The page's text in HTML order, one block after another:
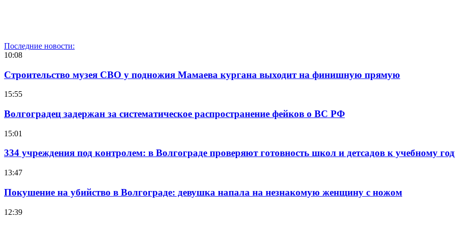
Последние новости:
10:08
Строительство музея СВО у подножия Мамаева кургана выходит на финишную прямую
15:55
Волгоградец задержан за систематическое распространение фейков о ВС РФ
15:01
334 учреждения под контролем: в Волгограде проверяют готовность школ и детсадов к учебному
13:47
Покушение на убийство в Волгограде: девушка напала на незнакомую женщину с ножом
12:39